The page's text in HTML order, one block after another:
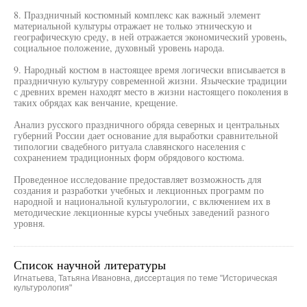
8. Праздничный костюмный комплекс как важный элемент
материальной культуры отражает не только этническую и
географическую среду, в ней отражается экономический уровень,
социальное положение, духовный уровень народа.
9. Народный костюм в настоящее время логически вписывается в
праздничную культуру современной жизни. Языческие традиции
с древних времен находят место в жизни настоящего поколения в
таких обрядах как венчание, крещение.
Анализ русского праздничного обряда северных и центральных
губерний России дает основание для выработки сравнительной
типологии свадебного ритуала славянского населения с
сохранением традиционных форм обрядового костюма.
Проведенное исследование предоставляет возможность для
создания и разработки учебных и лекционных программ по
народной и национальной культурологии, с включением их в
методические лекционные курсы учебных заведений разного
уровня.
Список научной литературы
Игнатьева, Татьяна Ивановна, диссертация по теме "Историческая
культурология"